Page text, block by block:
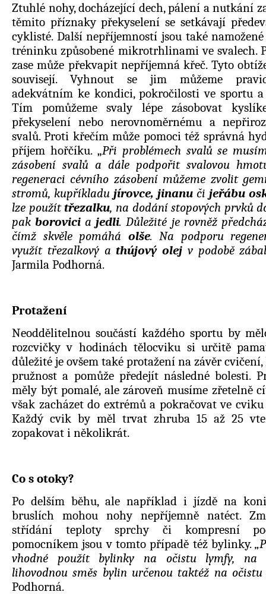
Ztuhlé nohy, docházející dech, pálení a nutkání
těmito příznaky překyselení se setkávají
cyklisté. Další nepříjemností jsou také
tréninku způsobené mikrotrhlinami ve svalech.
zase může překvapit nepříjemná křeč. Tyto
souvisejí. Vyhnout se jim můžeme
adekvátním ke kondici, pokročilosti ve sportu
Tím pomůžeme svaly lépe zásobovat
překyselení nebo nerovnoměrnému a
svalů. Proti křečím může pomoci též správná
příjem hořčíku. „Při problémech svalů se
zásobení svalů a dále podpořit svalovou
regeneraci cévního zásobení můžeme zvolit
stromů, kupříkladu jírovce, jinanu či jeřábu
lze použíttřezalku, na dodání stopových prvků
pak borovicia jedli. Důležité je rovněž
čímž skvěle pomáhá olše. Na podporu
využít třezalkový athújový olej v podobě
Jarmila Podhorná.
Protažení
Neoddělitelnou součástí každého sportu by
rozcvičky v hodinách tělocviku si určitě
důležité je ovšem také protažení na závěr
pružnost a pomůže předejít následné bolesti.
měly být pomalé, ale zároveň musíme zřetelně
však zacházet do extrémů a pokračovat ve
Každý cvik by měl trvat zhruba 15 až 25
zopakovat i několikrát.
Co s otoky?
Po delším běhu, ale například i jízdě na
bruslích mohou nohy nepříjemně natéct.
střídání teploty sprchy či kompresní
pomocníkem jsou v tomto případě též bylinky.
vhodné použít bylinky na očistu lymfy, na
lihovodnou směs bylin určenou taktéž na očistu
Podhorná.